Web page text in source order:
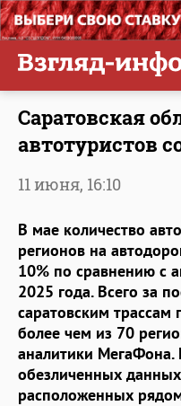
Саратовская
автотуристов
11 июня, 16:10
В мае количество
регионов на
10% по сравнению с
2025 года. Всего за
саратовским трассам
более чем из 70
аналитики МегаФона.
обезличенных
расположенных